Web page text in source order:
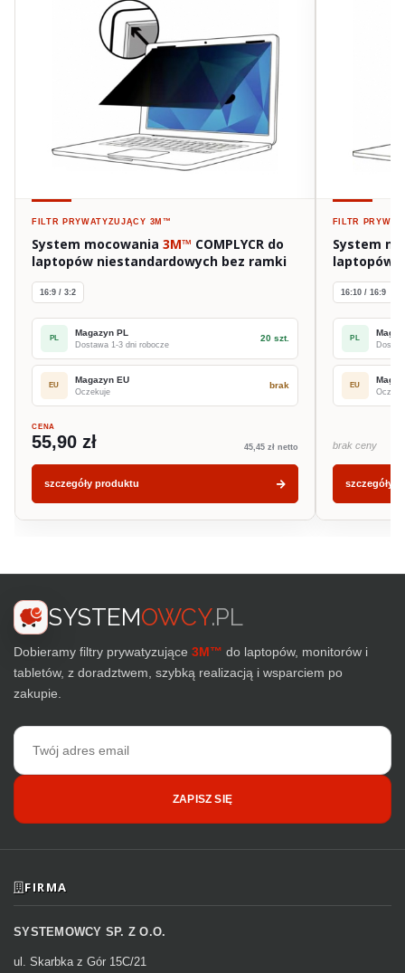
FILTR PRYWATYZUJĄCY 3M™
System mocowania 3M™ COMPLYCR do
laptopów niestandardowych bez ramki
16:9 / 3:2
PL
Magazyn PL
Dostawa 1-3 dni robocze
20 szt.
EU
Magazyn EU
Oczekuje
brak
CENA
55,90 zł 45,45 zł netto
szczegóły produktu
FILTR
System
laptopów
16:10 / 16:9
PL
EU
brak ceny
szczegóły
SYSTEMOWCY.PL
Dobieramy filtry prywatyzujące 3M™ do laptopów, monitorów i
tabletów, z doradztwem, szybką realizacją i wsparciem po
zakupie.
Adres
email
ZAPISZ SIĘ
FIRMA
SYSTEMOWCY SP. Z O.O.
ul. Skarbka z Gór 15C/21